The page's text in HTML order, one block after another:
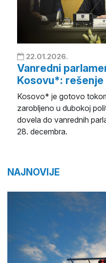
22.01.2026.
Vanredni
Kosovu*: rešenje
Kosovo* je gotovo
zarobljeno u dubokoj
dovela do vanrednih
28. decembra.
NAJNOVIJE